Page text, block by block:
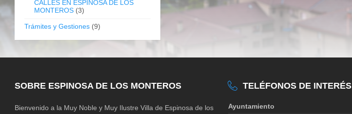
CALLES EN ESPINOSA DE LOS
MONTEROS (3)
Trámites y Gestiones (9)
SOBRE ESPINOSA DE LOS MONTEROS
Bienvenido a la Muy Noble y Muy Ilustre Villa de Espinosa de los
TELÉFONOS DE INTERÉS
Ayuntamiento